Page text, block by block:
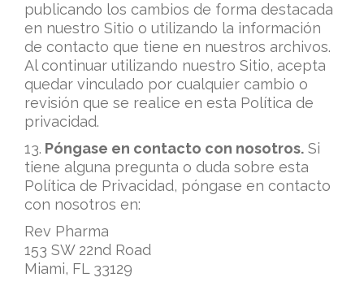
publicando los cambios de forma destacada
en nuestro Sitio o utilizando la información
de contacto que tiene en nuestros archivos.
Al continuar utilizando nuestro Sitio, acepta
quedar vinculado por cualquier cambio o
revisión que se realice en esta Política de
privacidad.
13. Póngase en contacto con nosotros. Si
tiene alguna pregunta o duda sobre esta
Política de Privacidad, póngase en contacto
con nosotros en:
Rev Pharma
153 SW 22nd Road
Miami, FL 33129